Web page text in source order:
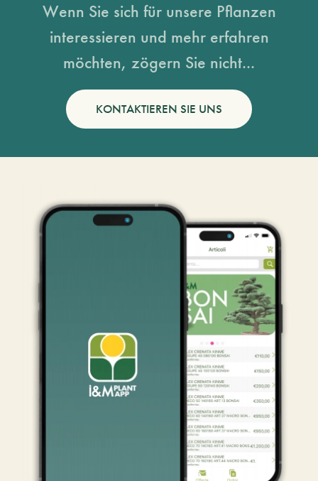
Wenn Sie sich für unsere Pflanzen
interessieren und mehr erfahren
möchten, zögern Sie nicht...
KONTAKTIEREN SIE UNS